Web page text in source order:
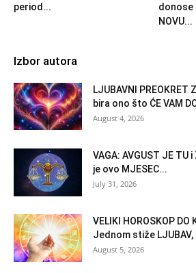
period...
donose
NOVU...
Izbor autora
LJUBAVNI PREOKRET
bira ono što ĆE VAM
August 4, 2026
VAGA: AVGUST JE TU
je ovo MJESEC...
July 31, 2026
VELIKI HOROSKOP DO
Jednom stiže LJUBAV,
August 5, 2026